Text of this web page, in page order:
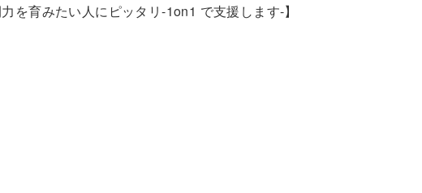
を育みたい人にピッタリ-1on1 で支援します-】